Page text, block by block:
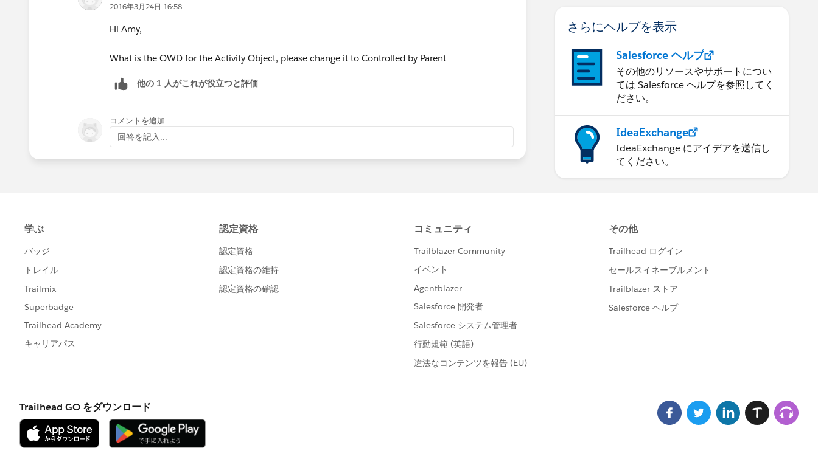
2016年3月24日 16:58
Hi Amy,
What is the OWD for the Activity Object, please change it to Controlled by Parent
他の 1 人がこれが役立つと評価
コメントを追加
回答を記入...
さらにヘルプを表示
Salesforce ヘルプ
その他のリソースやサポートについ
ては Salesforce ヘルプを参照してく
ださい。
IdeaExchange
IdeaExchange にアイデアを送信し
てください。